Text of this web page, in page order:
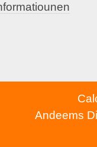
Andeems